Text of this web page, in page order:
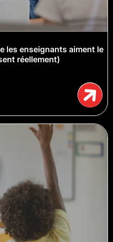
les enseignants aiment le
réellement)